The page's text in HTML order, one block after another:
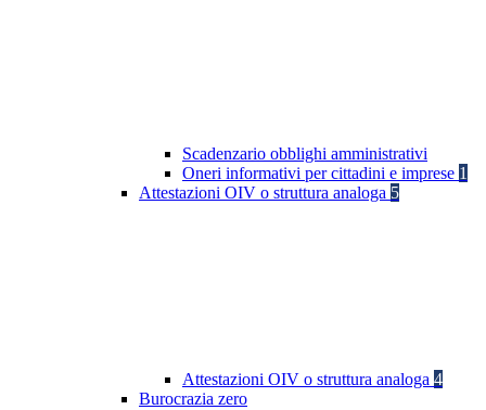
Scadenzario obblighi amministrativi
Oneri informativi per cittadini e imprese 1
Attestazioni OIV o struttura analoga 5
Attestazioni OIV o struttura analoga 4
Burocrazia zero